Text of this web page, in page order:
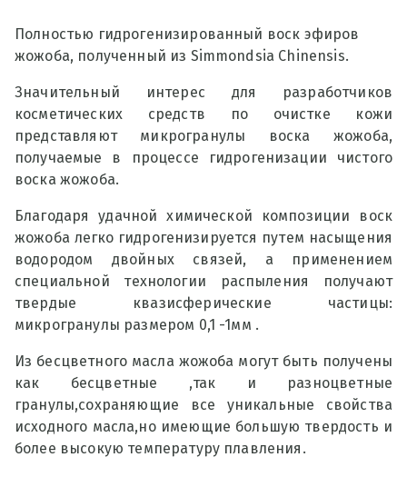
Полностью гидрогенизированный воск эфиров
жожоба, полученный из Simmondsia Chinensis.
Значительный интерес для разработчиков
косметических средств по очистке кожи
представляют микрогранулы воска жожоба,
получаемые в процессе гидрогенизации чистого
воска жожоба.
Благодаря удачной химической композиции воск
жожоба легко гидрогенизируется путем насыщения
водородом двойных связей, а применением
специальной технологии распыления получают
твердые квазисферические частицы:
микрогранулы размером 0,1 -1мм .
Из бесцветного масла жожоба могут быть получены
как бесцветные ,так и разноцветные
гранулы,сохраняющие все уникальные свойства
исходного масла,но имеющие большую твердость и
более высокую температуру плавления.